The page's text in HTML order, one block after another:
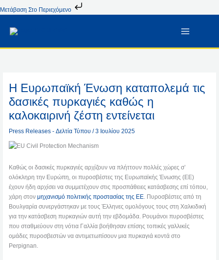
Μετάβαση Στο Περιεχόμενο
Στο
Η Ευρωπαϊκή Ένωση καταπολεμά τις
δασικές πυρκαγιές καθώς η
καλοκαιρινή ζέστη εντείνεται
Press Releases - Δελτία Τύπου /3 Ιουλίου 2025
Καθώς οι δασικές πυρκαγιές αρχίζουν να πλήττουν πολλές χώρες σ’
ολόκληρη την Ευρώπη, οι πυροσβέστες της Ευρωπαϊκής Ένωσης (ΕΕ)
έχουν ήδη αρχίσει να συμμετέχουν στις προσπάθειες κατάσβεσης επί τόπου,
χάρη στονμηχανισμό πολιτικής προστασίας της ΕΕ. Πυροσβέστες από τη
Βουλγαρία συνεργάστηκαν με τους Έλληνες ομολόγους τους στη Χαλκιδική
για την κατάσβεση πυρκαγιών αυτή την εβδομάδα. Ρουμάνοι πυροσβέστες
που σταθμεύουν στη νότια Γαλλία βοήθησαν επίσης τοπικές γαλλικές
ομάδες πυροσβεστών να αντιμετωπίσουν μια πυρκαγιά κοντά στο
Perpignan.